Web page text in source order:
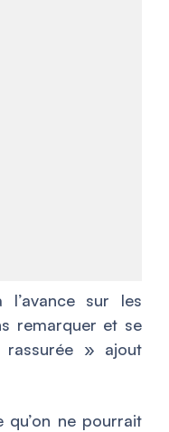
sur les
remarquer et se
» ajout
ne pourrait